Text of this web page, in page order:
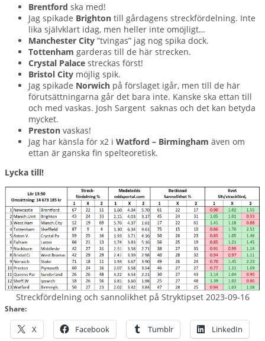
Brentford ska med!
Jag spikade Brighton till gårdagens streckfördelning. Inte
lika självklart idag, men heller inte omöjligt…
Manchester City ”tvingas” jag nog spika dock.
Tottenham garderas till de här strecken.
Crystal Palace streckas först!
Bristol City möjlig spik.
Jag spikade Norwich på förslaget igår, men till de här
förutsättningarna går det bara inte. Kanske ska ettan till
och med vaskas. Josh Sargent saknas och det kan betyda
mycket.
Preston vaskas!
Jag har känsla för x2 i Watford – Birmingham även om
ettan är ganska fin spelteoretisk.
Lycka till!
Streckfördelning och sannolikhet på Stryktipset 2023-09-16
Share:
X Facebook Tumblr LinkedIn